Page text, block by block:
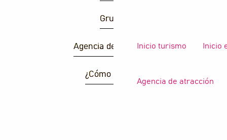
Inicio turismo Inicio
Agencia de atracción
Grupos
Agencia de atracción
¿Cómo llegar ?